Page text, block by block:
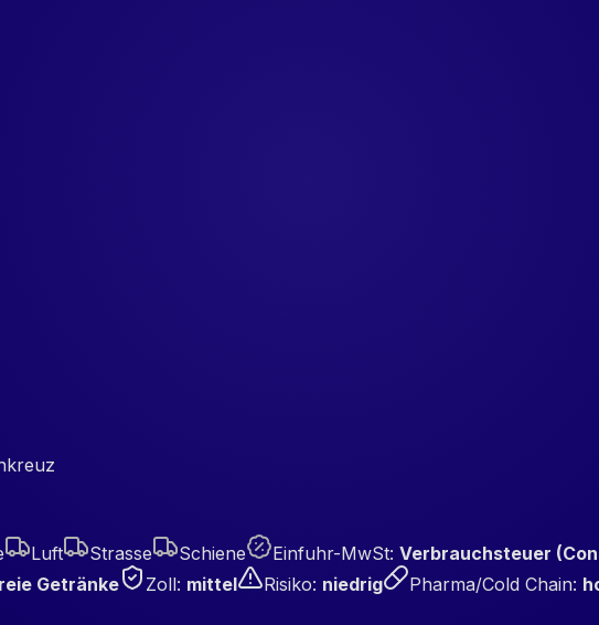
Luft Strasse Schiene Einfuhr-MwSt: Verbrauchsteuer
Getränke
Zoll: mittel Risiko: niedrig Pharma/Cold Chain: